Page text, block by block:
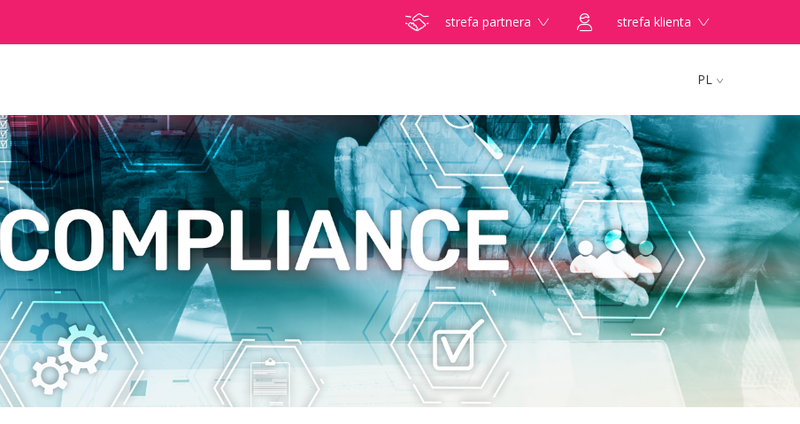
strefa partnera strefa klienta
PL
o zakażenie koronawirusem SARS CoV-2 TELEFONICZNIE przełożyli poradę specjalistyczną na
infekcji, zgłaszającemu chęć wizyty u lekarza należy najpierw udzielić TELEPORADY. Tylko w